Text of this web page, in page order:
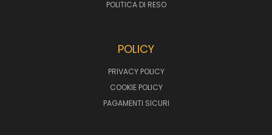
POLITICA DI RESO
POLICY
PRIVACY POLICY
COOKIE POLICY
PAGAMENTI SICURI